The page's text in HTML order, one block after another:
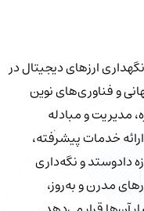
ارزهای دیجیتال در
و فناوری‌های نوین
مدیریت و مبادله
خدمات پیشرفته،
دادوستد و نگه‌داری
مدرن و به‌روز،